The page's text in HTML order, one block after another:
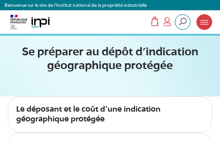
Bienvenue sur le site de l'Institut national de la propriété industrielle
Que recherchez-vous ?
Mon compte
Mon panier
Se préparer au dépôt d'indication
géographique protégée
Le déposant et le coût d'une indication
géographique protégée
Panneau de gestion des cookies